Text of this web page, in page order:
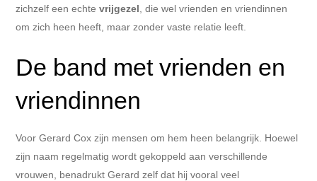
zichzelf een echtevrijgezel , die wel vrienden en vriendinnen
om zich heen heeft, maar zonder vaste relatie leeft.
De band met vrienden en
vriendinnen
Voor Gerard Cox zijn mensen om hem heen belangrijk. Hoewel
zijn naam regelmatig wordt gekoppeld aan verschillende
vrouwen, benadrukt Gerard zelf dat hij vooral veel